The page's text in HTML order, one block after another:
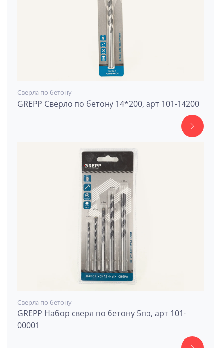
Сверла по бетону
GREPP Сверло по бетону 14*200, арт 101-14200
Сверла по бетону
GREPP Набор сверл по бетону 5пр, арт 101-
00001